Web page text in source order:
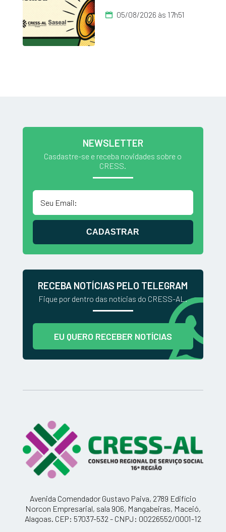
05/08/2026 às 17h51
NEWSLETTER
Casdastre-se e receba novidades sobre o
CRESS.
CADASTRAR
RECEBA NOTÍCIAS PELO TELEGRAM
Fique por dentro das notícias do CRESS-AL.
EU QUERO RECEBER NOTÍCIAS
Avenida Comendador Gustavo Paiva, 2789 Edifício
Norcon Empresarial, sala 906, Mangabeiras, Maceió,
Alagoas. CEP: 57037-532 - CNPJ: 00226552/0001-12